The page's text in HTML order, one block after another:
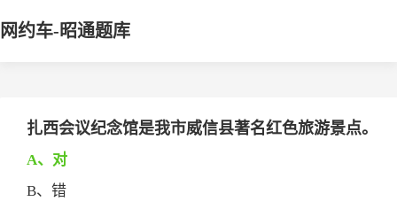
网约车-昭通题库
扎西会议纪念馆是我市威信县著名红色旅游景点。
A、对
B、错